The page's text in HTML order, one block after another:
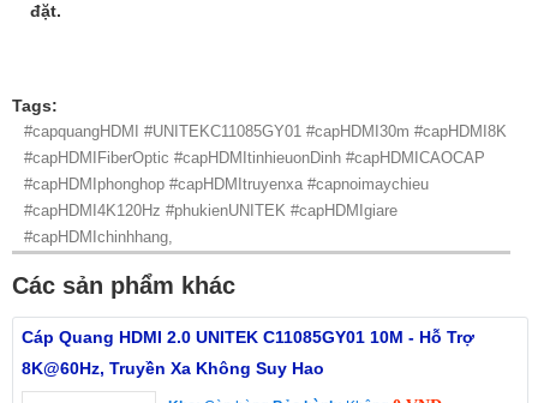
đặt.
Tags:
#capquangHDMI #UNITEKC11085GY01 #capHDMI30m #capHDMI8K
#capHDMIFiberOptic #capHDMItinhieuonDinh #capHDMICAOCAP
#capHDMIphonghop #capHDMItruyenxa #capnoimaychieu
#capHDMI4K120Hz #phukienUNITEK #capHDMIgiare
#capHDMIchinhhang,
Các sản phẩm khác
Cáp Quang HDMI 2.0 UNITEK C11085GY01 10M - Hỗ Trợ
8K@60Hz, Truyền Xa Không Suy Hao